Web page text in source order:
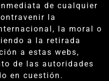
de cualquier
la
la moral o
a la retirada
a estas webs,
de las autoridades
en cuestión.